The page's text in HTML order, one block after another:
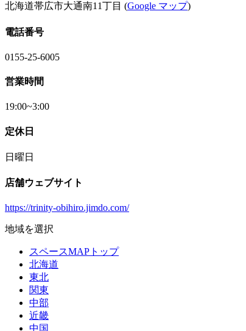
北海道帯広市大通南11丁目 (Google マップ)
電話番号
0155-25-6005
営業時間
19:00~3:00
定休日
日曜日
店舗ウェブサイト
https://trinity-obihiro.jimdo.com/
地域を選択
スペースMAPトップ
北海道
東北
関東
中部
近畿
中国